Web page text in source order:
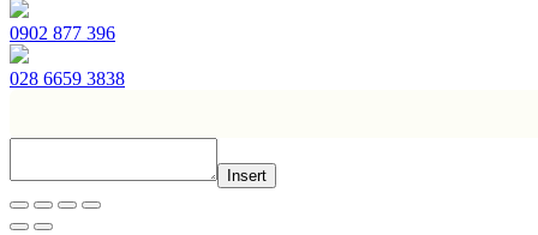
0902 877 396
028 6659 3838
Insert